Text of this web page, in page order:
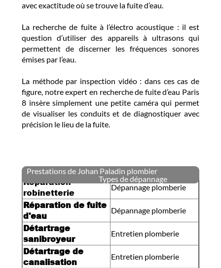
avec exactitude où se trouve la fuite d’eau.
La recherche de fuite à l’électro acoustique : il est
question d’utiliser des appareils à ultrasons qui
permettent de discerner les fréquences sonores
émises par l’eau.
La méthode par inspection vidéo : dans ces cas de
figure, notre expert en recherche de fuite d’eau Paris
8 insère simplement une petite caméra qui permet
de visualiser les conduits et de diagnostiquer avec
précision le lieu de la fuite.
Prestations de Johan Paladin plombier
Types de dépannage
Réparation
robinetterie
Dépannage plomberie
Réparation de fuite
d'eau
Dépannage plomberie
Détartrage
sanibroyeur
Entretien plomberie
Détartrage de
canalisation
Entretien plomberie